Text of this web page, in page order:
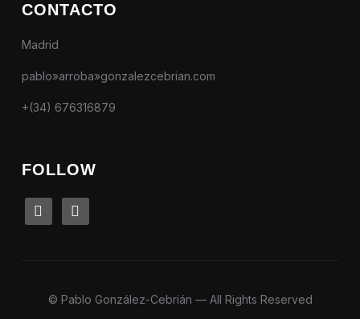
CONTACTO
Madrid
pablo»arroba»gonzalezcebrian.com
+(34) 676316879
FOLLOW
linkedin instagram
© Pablo González-Cebrián — All Rights Reserved